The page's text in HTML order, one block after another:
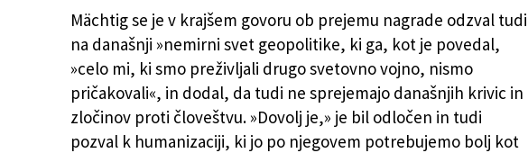
Mächtig se je v krajšem govoru ob prejemu nagrade odzval tudi
na današnji »nemirni svet geopolitike, ki ga, kot je povedal,
»celo mi, ki smo preživljali drugo svetovno vojno, nismo
pričakovali«, in dodal, da tudi ne sprejemajo današnjih krivic in
zločinov proti človeštvu. »Dovolj je,» je bil odločen in tudi
pozval k humanizaciji, ki jo po njegovem potrebujemo bolj kot